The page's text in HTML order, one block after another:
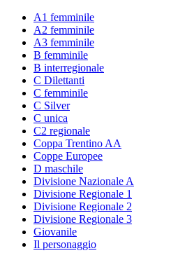
A1 femminile
A2 femminile
A3 femminile
B femminile
B interregionale
C Dilettanti
C femminile
C Silver
C unica
C2 regionale
Coppa Trentino AA
Coppe Europee
D maschile
Divisione Nazionale A
Divisione Regionale 1
Divisione Regionale 2
Divisione Regionale 3
Giovanile
Il personaggio